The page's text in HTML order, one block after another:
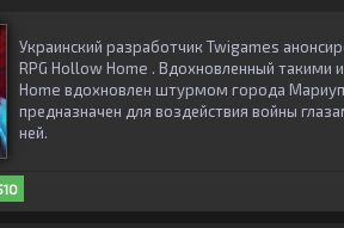
Украинский разработчик Twigames
RPG Hollow Home . Вдохновленный такими
Home вдохновлен штурмом города
предназначен для воздействия войны
ней.